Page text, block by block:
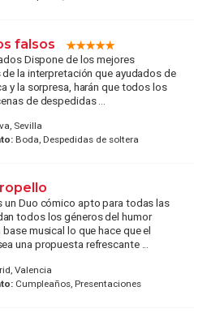
falsos
Dispone de los mejores
la interpretación que ayudados de
y la sorpresa, harán que todos los
de despedidas ...
Sevilla
Boda, Despedidas de soltera
un Duo cómico apto para todas las
todos los géneros del humor
musical lo que hace que el
una propuesta refrescante ...
Valencia
Cumpleaños, Presentaciones